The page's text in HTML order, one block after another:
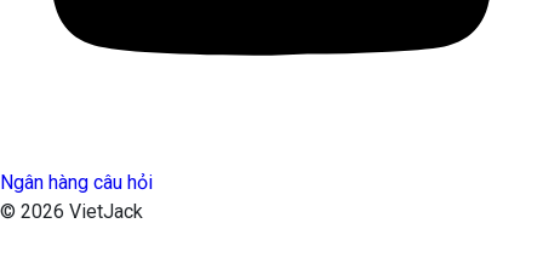
Ngân hàng câu hỏi
© 2026 VietJack